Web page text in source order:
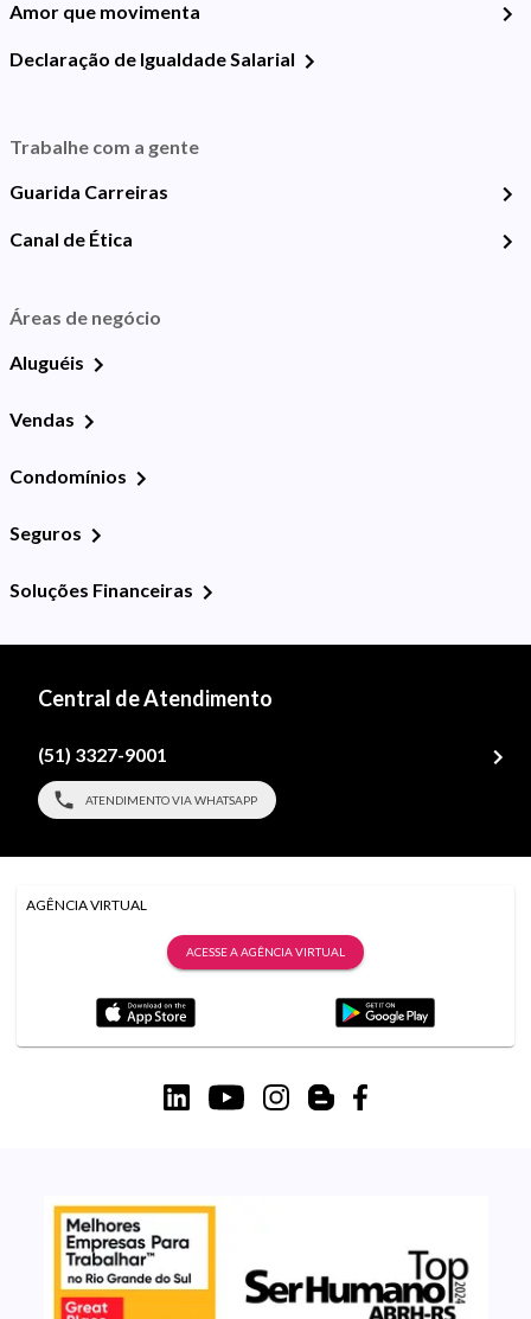
Amor que movimenta
Declaração de Igualdade Salarial
Trabalhe com a gente
Guarida Carreiras
Canal de Ética
Áreas de negócio
Aluguéis
Vendas
Condomínios
Seguros
Soluções Financeiras
Central de Atendimento
(51) 3327-9001
ATENDIMENTO VIA WHATSAPP
AGÊNCIA VIRTUAL
ACESSE A AGÊNCIA VIRTUAL